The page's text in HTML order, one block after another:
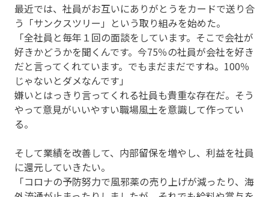
最近では、社員がお互いにありがとうをカードで送り合
う「サンクスツリー」という取り組みを始めた。
「全社員と毎年１回の面談をしています。そこで会社が
好きかどうかを聞くんです。今75％の社員が会社を好き
だと言ってくれています。でもまだまだですね。100％
じゃないとダメなんです」
嫌いとはっきり言ってくれる社員も貴重な存在だ。そう
やって意見がいいやすい職場風土を意識して作ってい
る。
そして業績を改善して、内部留保を増やし、利益を社員
に還元していきたい。
「コロナの予防努力で風邪薬の売り上げが減ったり、海